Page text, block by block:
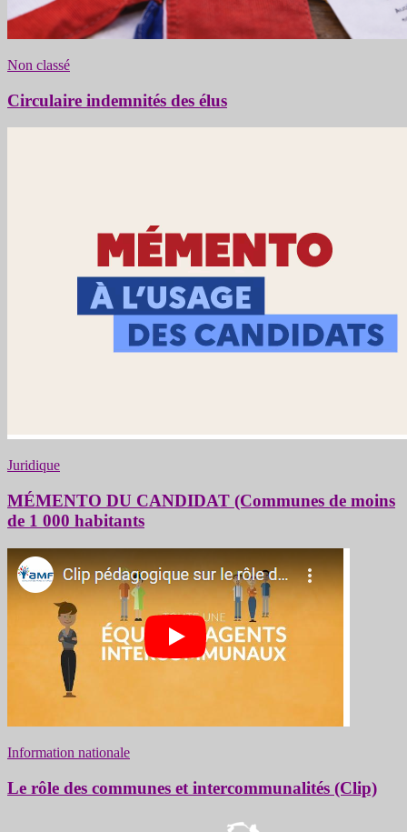
Non classé
Circulaire indemnités des élus
Juridique
MÉMENTO DU CANDIDAT (Communes de moins
de 1 000 habitants
Information nationale
Le rôle des communes et intercommunalités (Clip)